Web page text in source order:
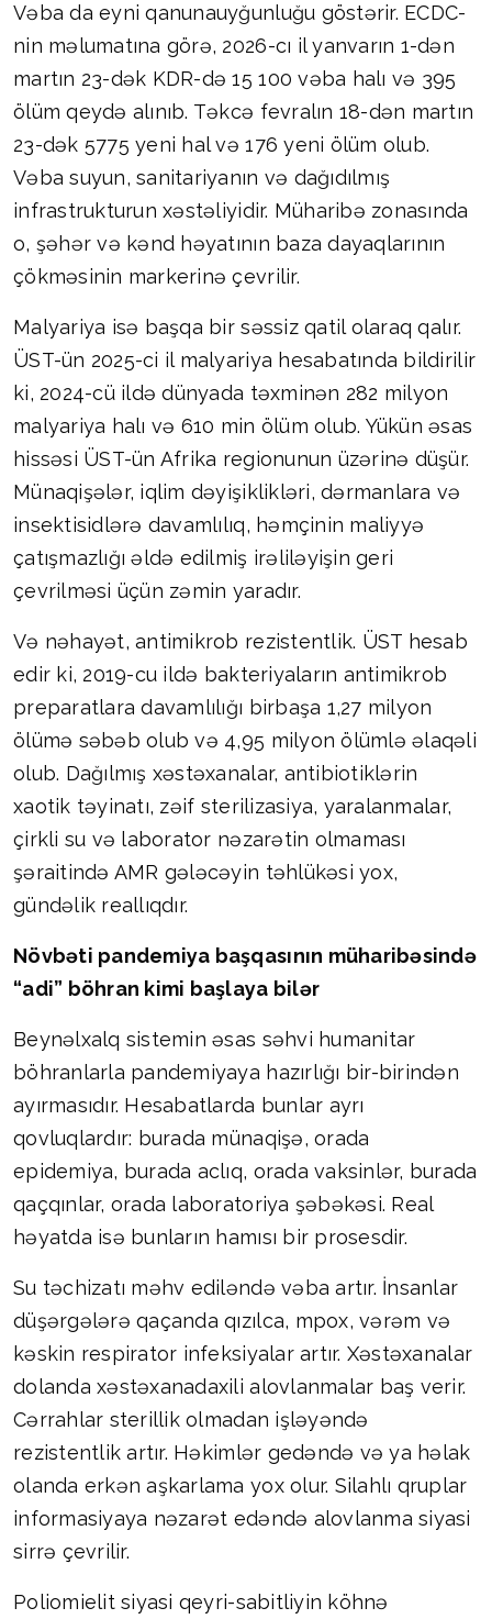
Vəba da eyni qanunauyğunluğu göstərir. ECDC-
nin məlumatına görə, 2026-cı il yanvarın 1-dən
martın 23-dək KDR-də 15 100 vəba halı və 395
ölüm qeydə alınıb. Təkcə fevralın 18-dən martın
23-dək 5775 yeni hal və 176 yeni ölüm olub.
Vəba suyun, sanitariyanın və dağıdılmış
infrastrukturun xəstəliyidir. Müharibə zonasında
o, şəhər və kənd həyatının baza dayaqlarının
çökməsinin markerinə çevrilir.
Malyariya isə başqa bir səssiz qatil olaraq qalır.
ÜST-ün 2025-ci il malyariya hesabatında bildirilir
ki, 2024-cü ildə dünyada təxminən 282 milyon
malyariya halı və 610 min ölüm olub. Yükün əsas
hissəsi ÜST-ün Afrika regionunun üzərinə düşür.
Münaqişələr, iqlim dəyişiklikləri, dərmanlara və
insektisidlərə davamlılıq, həmçinin maliyyə
çatışmazlığı əldə edilmiş irəliləyişin geri
çevrilməsi üçün zəmin yaradır.
Və nəhayət, antimikrob rezistentlik. ÜST hesab
edir ki, 2019-cu ildə bakteriyaların antimikrob
preparatlara davamlılığı birbaşa 1,27 milyon
ölümə səbəb olub və 4,95 milyon ölümlə əlaqəli
olub. Dağılmış xəstəxanalar, antibiotiklərin
xaotik təyinatı, zəif sterilizasiya, yaralanmalar,
çirkli su və laborator nəzarətin olmaması
şəraitində AMR gələcəyin təhlükəsi yox,
gündəlik reallıqdır.
Növbəti pandemiya başqasının müharibəsində
“adi” böhran kimi başlaya bilər
Beynəlxalq sistemin əsas səhvi humanitar
böhranlarla pandemiyaya hazırlığı bir-birindən
ayırmasıdır. Hesabatlarda bunlar ayrı
qovluqlardır: burada münaqişə, orada
epidemiya, burada aclıq, orada vaksinlər, burada
qaçqınlar, orada laboratoriya şəbəkəsi. Real
həyatda isə bunların hamısı bir prosesdir.
Su təchizatı məhv ediləndə vəba artır. İnsanlar
düşərgələrə qaçanda qızılca, mpox, vərəm və
kəskin respirator infeksiyalar artır. Xəstəxanalar
dolanda xəstəxanadaxili alovlanmalar baş verir.
Cərrahlar sterillik olmadan işləyəndə
rezistentlik artır. Həkimlər gedəndə və ya həlak
olanda erkən aşkarlama yox olur. Silahlı qruplar
informasiyaya nəzarət edəndə alovlanma siyasi
sirrə çevrilir.
Poliomielit siyasi qeyri-sabitliyin köhnə